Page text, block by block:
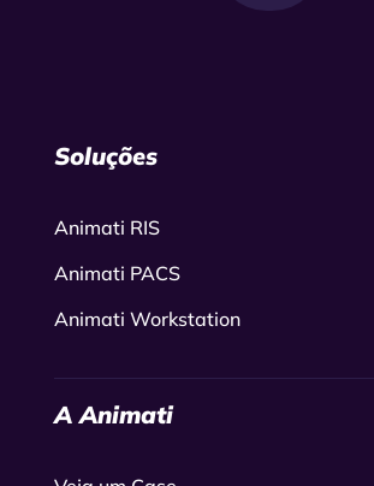
Soluções
Animati RIS
Animati PACS
Animati Workstation
A Animati